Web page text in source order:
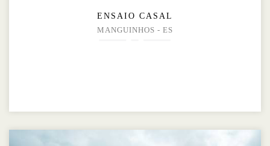
ENSAIO CASAL
MANGUINHOS - ES